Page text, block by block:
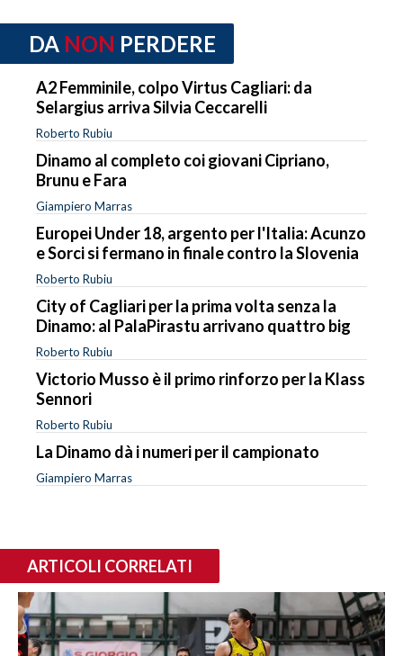
DA NON PERDERE
A2 Femminile, colpo Virtus Cagliari: da
Selargius arriva Silvia Ceccarelli
Roberto Rubiu
Dinamo al completo coi giovani Cipriano,
Brunu e Fara
Giampiero Marras
Europei Under 18, argento per l'Italia: Acunzo
e Sorci si fermano in finale contro la Slovenia
Roberto Rubiu
City of Cagliari per la prima volta senza la
Dinamo: al PalaPirastu arrivano quattro big
Roberto Rubiu
Victorio Musso è il primo rinforzo per la Klass
Sennori
Roberto Rubiu
La Dinamo dà i numeri per il campionato
Giampiero Marras
ARTICOLI CORRELATI